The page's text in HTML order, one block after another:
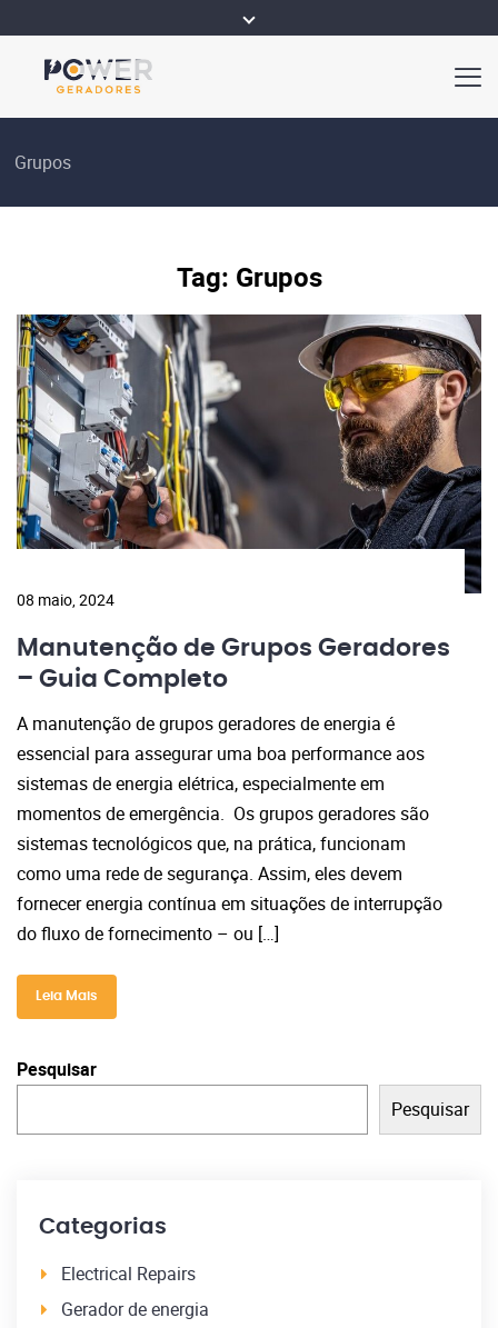
Grupos
Tag: Grupos
08 maio, 2024
Manutenção de Grupos Geradores
– Guia Completo
A manutenção de grupos geradores de energia é
essencial para assegurar uma boa performance aos
sistemas de energia elétrica, especialmente em
momentos de emergência. Os grupos geradores são
sistemas tecnológicos que, na prática, funcionam
como uma rede de segurança. Assim, eles devem
fornecer energia contínua em situações de interrupção
do fluxo de fornecimento – ou […]
Leia Mais
Pesquisar
Pesquisar
Categorias
Electrical Repairs
Gerador de energia